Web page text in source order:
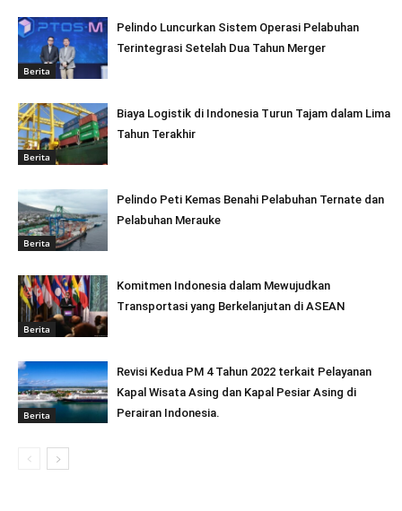
Berita
Pelindo Luncurkan Sistem Operasi Pelabuhan
Terintegrasi Setelah Dua Tahun Merger
Berita
Biaya Logistik di Indonesia Turun Tajam dalam Lima
Tahun Terakhir
Berita
Pelindo Peti Kemas Benahi Pelabuhan Ternate dan
Pelabuhan Merauke
Berita
Komitmen Indonesia dalam Mewujudkan
Transportasi yang Berkelanjutan di ASEAN
Berita
Revisi Kedua PM 4 Tahun 2022 terkait Pelayanan
Kapal Wisata Asing dan Kapal Pesiar Asing di
Perairan Indonesia.